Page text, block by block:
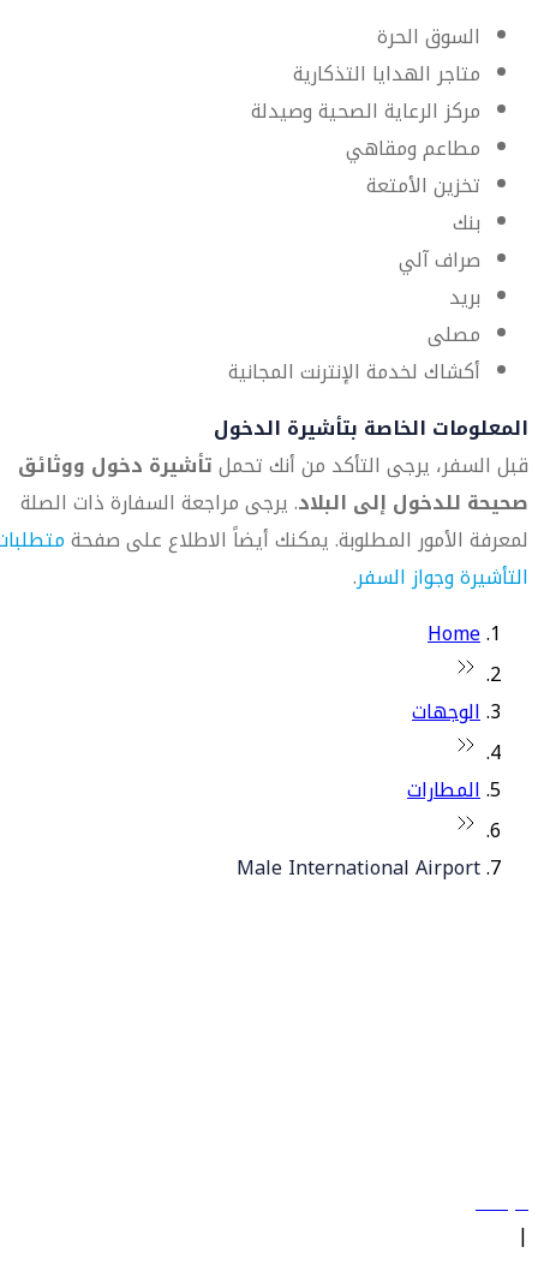
السوق الحرة
متاجر الهدايا التذكارية
مركز الرعاية الصحية وصيدلة
مطاعم ومقاهي
تخزين الأمتعة
بنك
صراف آلي
بريد
مصلى
أكشاك لخدمة الإنترنت المجانية
المعلومات الخاصة بتأشيرة الدخول
قبل السفر، يرجى التأكد من أنك تحملتأشيرة دخول ووثائق
صحيحة للدخول إلى البلاد. يرجى مراجعة السفارة ذات الصلة
لمعرفة الأمور المطلوبة. يمكنك أيضاً الاطلاع على صفحة
التأشيرة وجواز السفر.
Home
الوجهات
المطارات
Male International Airport
سياساتنا
|